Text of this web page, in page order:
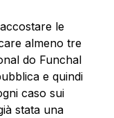
le
almeno tre
do Funchal
e quindi
caso sui
stata una